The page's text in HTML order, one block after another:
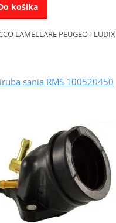
košíka
LAMELLARE PEUGEOT LUDIX
sania RMS 100520450